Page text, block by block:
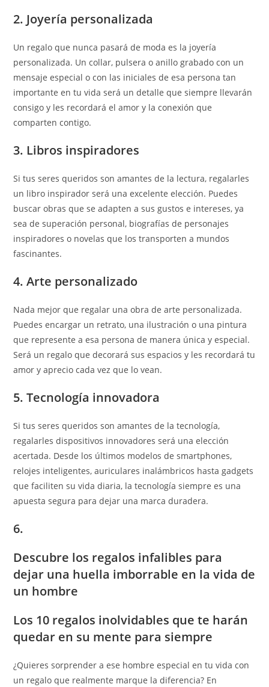
2. Joyería personalizada
Un regalo que nunca pasará de moda es la joyería
personalizada. Un collar, pulsera o anillo grabado con un
mensaje especial o con las iniciales de esa persona tan
importante en tu vida será un detalle que siempre llevarán
consigo y les recordará el amor y la conexión que
comparten contigo.
3. Libros inspiradores
Si tus seres queridos son amantes de la lectura, regalarles
un libro inspirador será una excelente elección. Puedes
buscar obras que se adapten a sus gustos e intereses, ya
sea de superación personal, biografías de personajes
inspiradores o novelas que los transporten a mundos
fascinantes.
4. Arte personalizado
Nada mejor que regalar una obra de arte personalizada.
Puedes encargar un retrato, una ilustración o una pintura
que represente a esa persona de manera única y especial.
Será un regalo que decorará sus espacios y les recordará tu
amor y aprecio cada vez que lo vean.
5. Tecnología innovadora
Si tus seres queridos son amantes de la tecnología,
regalarles dispositivos innovadores será una elección
acertada. Desde los últimos modelos de smartphones,
relojes inteligentes, auriculares inalámbricos hasta gadgets
que faciliten su vida diaria, la tecnología siempre es una
apuesta segura para dejar una marca duradera.
6.
Descubre los regalos infalibles para
dejar una huella imborrable en la vida de
un hombre
Los 10 regalos inolvidables que te harán
quedar en su mente para siempre
¿Quieres sorprender a ese hombre especial en tu vida con
un regalo que realmente marque la diferencia? En